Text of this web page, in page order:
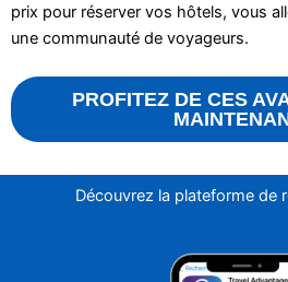
prix pour réserver vos hôtels, vous
une communauté de voyageurs.
PROFITEZ DE CES
Découvrez la plateforme de